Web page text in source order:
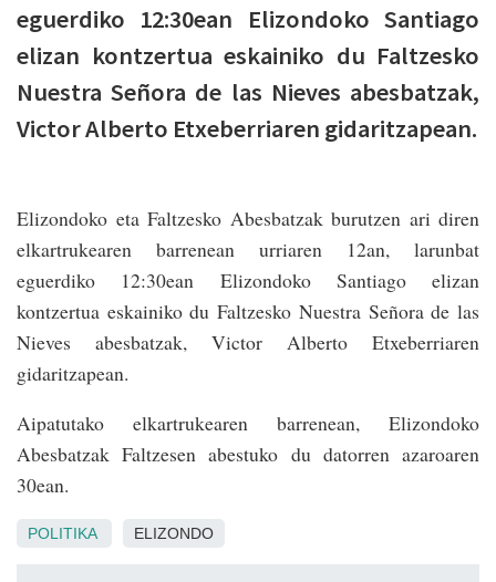
eguerdiko 12:30ean Elizondoko Santiago
elizan kontzertua eskainiko du Faltzesko
Nuestra Señora de las Nieves abesbatzak,
Victor Alberto Etxeberriaren gidaritzapean.
Elizondoko eta Faltzesko Abesbatzak burutzen ari diren
elkartrukearen barrenean urriaren 12an, larunbat
eguerdiko 12:30ean Elizondoko Santiago elizan
kontzertua eskainiko du Faltzesko Nuestra Señora de las
Nieves abesbatzak, Victor Alberto Etxeberriaren
gidaritzapean.
Aipatutako elkartrukearen barrenean, Elizondoko
Abesbatzak Faltzesen abestuko du datorren azaroaren
30ean.
POLITIKA ELIZONDO